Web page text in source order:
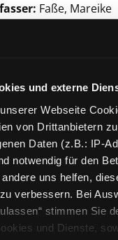
und externe
Webseite
von Drittanbietern
Daten (z.B.: IP-
notwendig für den
uns helfen,
verbessern. Bei
stimmen Sie
und Dienste,
Faße, Mareike
"Emil
Quast, Moritz
Sven
Werk: